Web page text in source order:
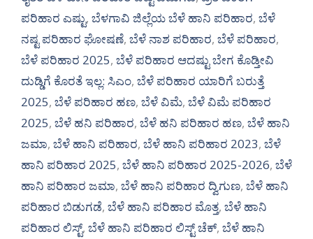
ಪರಿಹಾರ ಎಷ್ಟು, ಬೆಳಗಾವಿ ಜಿಲ್ಲೆಯ ಬೆಳೆ ಹಾನಿ ಪರಿಹಾರ, ಬೆಳೆ
ನಷ್ಟ ಪರಿಹಾರ ಘೋಷಣೆ, ಬೆಳೆ ನಾಶ ಪರಿಹಾರ, ಬೆಳೆ ಪರಿಹಾರ,
ಬೆಳೆ ಪರಿಹಾರ 2025, ಬೆಳೆ ಪರಿಹಾರ ಆದಷ್ಟು ಬೇಗ ಕೊಡ್ತೀವಿ
ದುಡ್ಡಿಗೆ ಕೊರತೆ ಇಲ್ಲ: ಸಿಎಂ, ಬೆಳೆ ಪರಿಹಾರ ಯಾರಿಗೆ ಬರುತ್ತೆ
2025, ಬೆಳೆ ಪರಿಹಾರ ಹಣ, ಬೆಳೆ ವಿಮೆ, ಬೆಳೆ ವಿಮೆ ಪರಿಹಾರ
2025, ಬೆಳೆ ಹನಿ ಪರಿಹಾರ, ಬೆಳೆ ಹನಿ ಪರಿಹಾರ ಹಣ, ಬೆಳೆ ಹಾನಿ
ಜಮಾ, ಬೆಳೆ ಹಾನಿ ಪರಿಹಾರ, ಬೆಳೆ ಹಾನಿ ಪರಿಹಾರ 2023, ಬೆಳೆ
ಹಾನಿ ಪರಿಹಾರ 2025, ಬೆಳೆ ಹಾನಿ ಪರಿಹಾರ 2025-2026, ಬೆಳೆ
ಹಾನಿ ಪರಿಹಾರ ಜಮಾ, ಬೆಳೆ ಹಾನಿ ಪರಿಹಾರ ದ್ವಿಗುಣ, ಬೆಳೆ ಹಾನಿ
ಪರಿಹಾರ ಬಿಡುಗಡೆ, ಬೆಳೆ ಹಾನಿ ಪರಿಹಾರ ಮೊತ್ತ, ಬೆಳೆ ಹಾನಿ
ಪರಿಹಾರ ಲಿಸ್ಟ್, ಬೆಳೆ ಹಾನಿ ಪರಿಹಾರ ಲಿಸ್ಟ್ ಚೆಕ್, ಬೆಳೆ ಹಾನಿ